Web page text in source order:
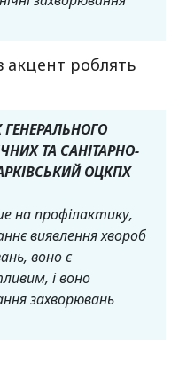
акцент роблять
ТА САНІТАРНО-
ОЦКПХ
на профілактику,
виявлення хвороб
воно є
і воно
захворювань